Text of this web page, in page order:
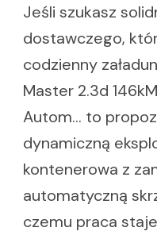
Jeśli szukasz
dostawczego,
codzienny
Master 2.3d
Autom… to
dynamiczną
kontenerowa z
automatyczną
czemu praca